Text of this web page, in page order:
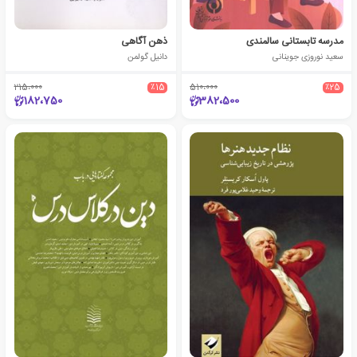
مدرسه تابستانی سالمندی
سعید نوروزی جوینانی
٪25 510،000
382،500
ذهن آگاهی
دانیل گولمن
٪15 215،000
182،750